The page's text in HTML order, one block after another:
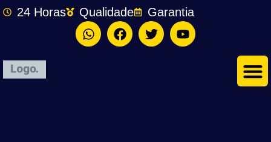
24 Horas Qualidade Garantia